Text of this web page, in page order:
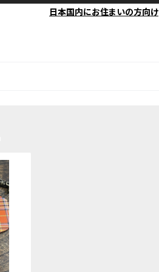
日本国内にお住まいの方向け